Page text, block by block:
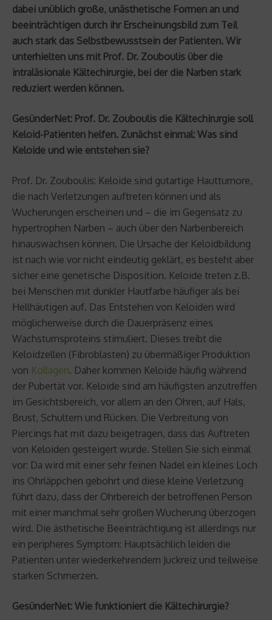
dabei unüblich große, unästhetische Formen an und
beeinträchtigen durch ihr Erscheinungsbild zum Teil
auch stark das Selbstbewusstsein der Patienten. Wir
unterhielten uns mit Prof. Dr. Zouboulis über die
intraläsionale Kältechirurgie, bei der die Narben stark
reduziert werden können.
GesünderNet: Prof. Dr. Zouboulis die Kältechirurgie soll
Keloid-Patienten helfen. Zunächst einmal: Was sind
Keloide und wie entstehen sie?
Prof. Dr. Zouboulis: Keloide sind gutartige Hauttumore,
die nach Verletzungen auftreten können und als
Wucherungen erscheinen und – die im Gegensatz zu
hypertrophen Narben – auch über den Narbenbereich
hinauswachsen können. Die Ursache der Keloidbildung
ist nach wie vor nicht eindeutig geklärt, es besteht aber
sicher eine genetische Disposition. Keloide treten z.B.
bei Menschen mit dunkler Hautfarbe häufiger als bei
Hellhäutigen auf. Das Entstehen von Keloiden wird
möglicherweise durch die Dauerpräsenz eines
Wachstumsproteins stimuliert. Dieses treibt die
Keloidzellen (Fibroblasten) zu übermäßiger Produktion
von Kollagen. Daher kommen Keloide häufig während
der Pubertät vor. Keloide sind am häufigsten anzutreffen
im Gesichtsbereich, vor allem an den Ohren, auf Hals,
Brust, Schultern und Rücken. Die Verbreitung von
Piercings hat mit dazu beigetragen, dass das Auftreten
von Keloiden gesteigert wurde. Stellen Sie sich einmal
vor: Da wird mit einer sehr feinen Nadel ein kleines Loch
ins Ohrläppchen gebohrt und diese kleine Verletzung
führt dazu, dass der Ohrbereich der betroffenen Person
mit einer manchmal sehr großen Wucherung überzogen
wird. Die ästhetische Beeinträchtigung ist allerdings nur
ein peripheres Symptom: Hauptsächlich leiden die
Patienten unter wiederkehrendem Juckreiz und teilweise
starken Schmerzen.
GesünderNet: Wie funktioniert die Kältechirurgie?